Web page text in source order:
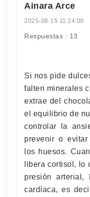
Ainara Arce
2025-08-15 11:24:00
Respuestas : 13
Si nos pide
falten minerales
extrae del
el equilibrio de
controlar la
prevenir o
los huesos.
libera cortisol, lo
presión
cardíaca, es